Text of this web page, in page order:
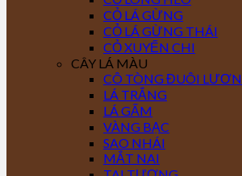
CỎ LÁ GỪNG
CỎ LÁ GỪNG THÁI
CỎ XUYẾN CHI
CÂY LÁ MÀU
CÔ TÒNG ĐUÔI LƯƠN
LÁ TRẮNG
LÁ GẤM
VÀNG BẠC
SAO NHÁI
MẮT NAI